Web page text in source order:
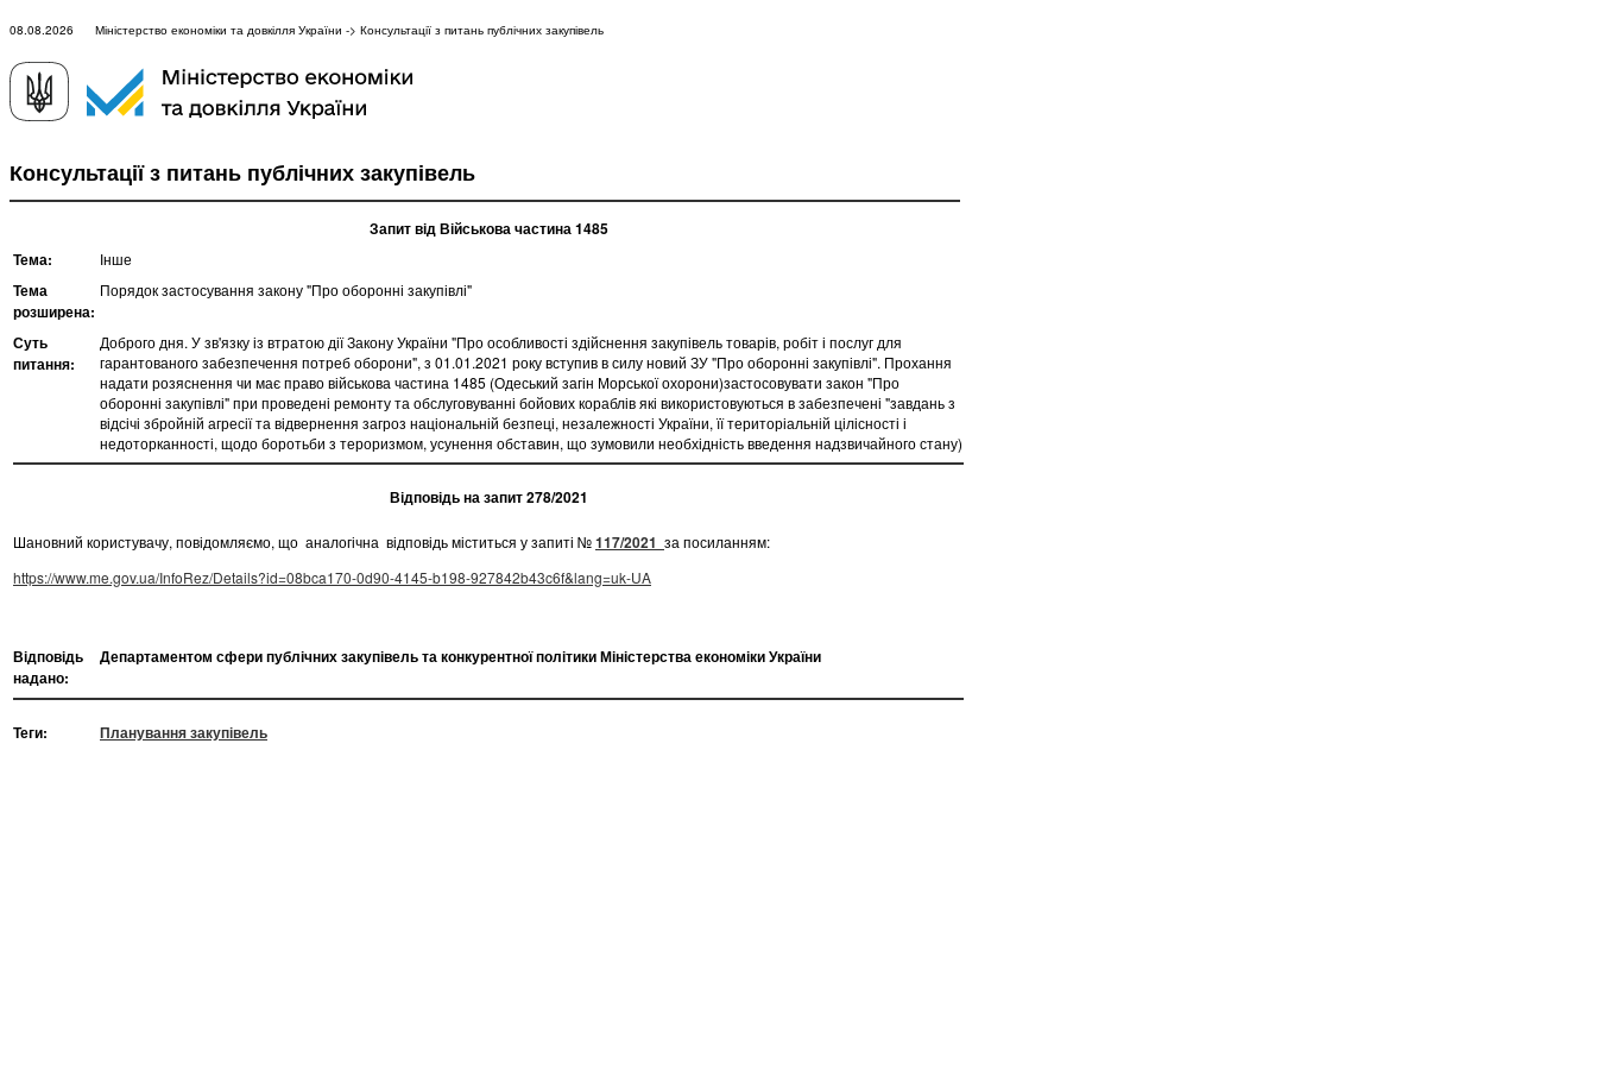
08.08.2026 Міністерство економіки та довкілля України -> Консультації з питань публічних закупівель
Консультації з питань публічних закупівель
Запит від Військова частина 1485
Тема:
Інше
Тема
розширена:
Порядок застосування закону "Про оборонні закупівлі"
Суть
питання:
Доброго дня. У зв'язку із втратою дії Закону України "Про особливості здійснення закупівель товарів, робіт і послуг для
гарантованого забезпечення потреб оборони", з 01.01.2021 року вступив в силу новий ЗУ "Про оборонні закупівлі". Прохання
надати розяснення чи має право військова частина 1485 (Одеський загін Морської охорони)застосовувати закон "Про
оборонні закупівлі" при проведені ремонту та обслуговуванні бойових кораблів які використовуються в забезпечені "завдань з
відсічі збройній агресії та відвернення загроз національній безпеці, незалежності України, її територіальній цілісності і
недоторканності, щодо боротьби з тероризмом, усунення обставин, що зумовили необхідність введення надзвичайного стану)
Відповідь на запит 278/2021
Шановний користувачу, повідомляємо, що аналогічна відповідь міститься у запиті №117/2021 за посиланням:
https://www.me.gov.ua/InfoRez/Details?id=08bca170-0d90-4145-b198-927842b43c6f&lang=uk-UA
Відповідь
надано:
Департаментом сфери публічних закупівель та конкурентної політики Міністерства економіки України
Теги: Планування закупівель